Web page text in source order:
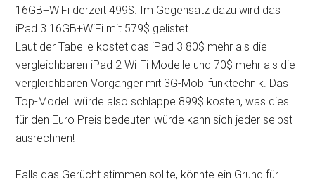
16GB+WiFi derzeit 499$. Im Gegensatz dazu wird das
iPad 3 16GB+WiFi mit 579$ gelistet.
Laut der Tabelle kostet das iPad 3 80$ mehr als die
vergleichbaren iPad 2 Wi-Fi Modelle und 70$ mehr als die
vergleichbaren Vorgänger mit 3G-Mobilfunktechnik. Das
Top-Modell würde also schlappe 899$ kosten, was dies
für den Euro Preis bedeuten würde kann sich jeder selbst
ausrechnen!
Falls das Gerücht stimmen sollte, könnte ein Grund für